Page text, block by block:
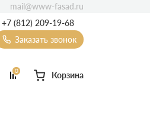
+7 (812) 209-19-68
Заказать звонок
сайдинг
0 Корзина
mail@www-fasad.ru